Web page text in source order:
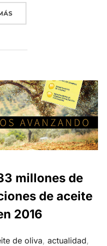
«EXPORTACIONES,
millones de
de aceite
2016
de oliva, actualidad,